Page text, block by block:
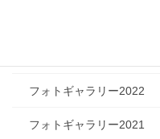
フォトギャラリー2022
フォトギャラリー2021